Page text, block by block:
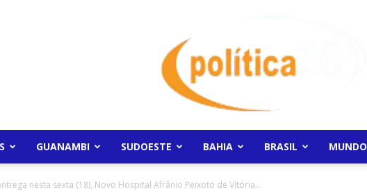
GUANAMBI SUDOESTE BAHIA BRASIL MUNDO
nesta sexta (18), Novo Hospital Afrânio Peixoto de Vitória...